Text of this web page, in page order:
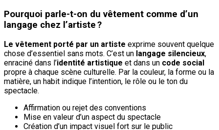
Pourquoi parle-t-on du vêtement comme d’un
langage chez l’artiste ?
Le vêtement porté par un artiste exprime souvent quelque
chose d’essentiel sans mots. C’est un langage silencieux,
enraciné dans l’identité artistique et dans un code social
propre à chaque scène culturelle. Par la couleur, la forme ou la
matière, un habit indique l’intention, le rôle ou le ton du
spectacle.
Affirmation ou rejet des conventions
Mise en valeur d’un aspect du spectacle
Création d’un impact visuel fort sur le public